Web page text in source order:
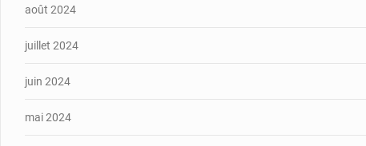
août 2024
juillet 2024
juin 2024
mai 2024